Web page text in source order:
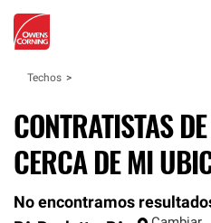
Techos
CONTRATISTAS
CERCA DE MI
No encontramos